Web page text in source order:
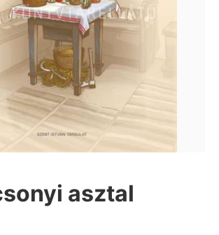
asztal